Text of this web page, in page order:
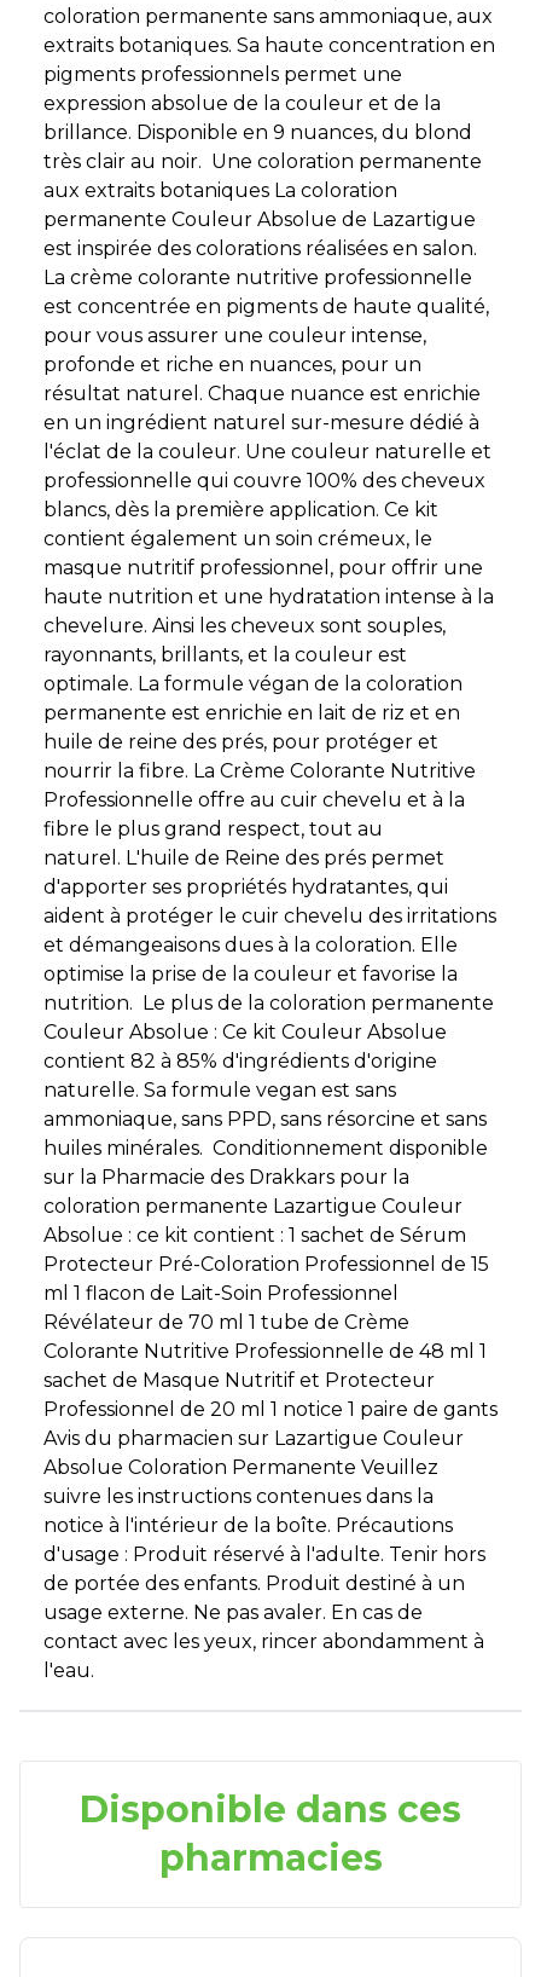
coloration permanente sans ammoniaque, aux
extraits botaniques. Sa haute concentration en
pigments professionnels permet une
expression absolue de la couleur et de la
brillance. Disponible en 9 nuances, du blond
très clair au noir. Une coloration permanente
aux extraits botaniques La coloration
permanente Couleur Absolue de Lazartigue
est inspirée des colorations réalisées en salon.
La crème colorante nutritive professionnelle
est concentrée en pigments de haute qualité,
pour vous assurer une couleur intense,
profonde et riche en nuances, pour un
résultat naturel. Chaque nuance est enrichie
en un ingrédient naturel sur-mesure dédié à
l'éclat de la couleur. Une couleur naturelle et
professionnelle qui couvre 100% des cheveux
blancs, dès la première application. Ce kit
contient également un soin crémeux, le
masque nutritif professionnel, pour offrir une
haute nutrition et une hydratation intense à la
chevelure. Ainsi les cheveux sont souples,
rayonnants, brillants, et la couleur est
optimale. La formule végan de la coloration
permanente est enrichie en lait de riz et en
huile de reine des prés, pour protéger et
nourrir la fibre. La Crème Colorante Nutritive
Professionnelle offre au cuir chevelu et à la
fibre le plus grand respect, tout au
naturel. L'huile de Reine des prés permet
d'apporter ses propriétés hydratantes, qui
aident à protéger le cuir chevelu des irritations
et démangeaisons dues à la coloration. Elle
optimise la prise de la couleur et favorise la
nutrition. Le plus de la coloration permanente
Couleur Absolue : Ce kit Couleur Absolue
contient 82 à 85% d'ingrédients d'origine
naturelle. Sa formule vegan est sans
ammoniaque, sans PPD, sans résorcine et sans
huiles minérales. Conditionnement disponible
sur la Pharmacie des Drakkars pour la
coloration permanente Lazartigue Couleur
Absolue : ce kit contient : 1 sachet de Sérum
Protecteur Pré-Coloration Professionnel de 15
ml 1 flacon de Lait-Soin Professionnel
Révélateur de 70 ml 1 tube de Crème
Colorante Nutritive Professionnelle de 48 ml 1
sachet de Masque Nutritif et Protecteur
Professionnel de 20 ml 1 notice 1 paire de gants
Avis du pharmacien sur Lazartigue Couleur
Absolue Coloration Permanente Veuillez
suivre les instructions contenues dans la
notice à l'intérieur de la boîte. Précautions
d'usage : Produit réservé à l'adulte. Tenir hors
de portée des enfants. Produit destiné à un
usage externe. Ne pas avaler. En cas de
contact avec les yeux, rincer abondamment à
l'eau.
Disponible dans ces
pharmacies